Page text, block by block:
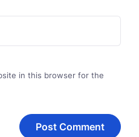
in this browser for the